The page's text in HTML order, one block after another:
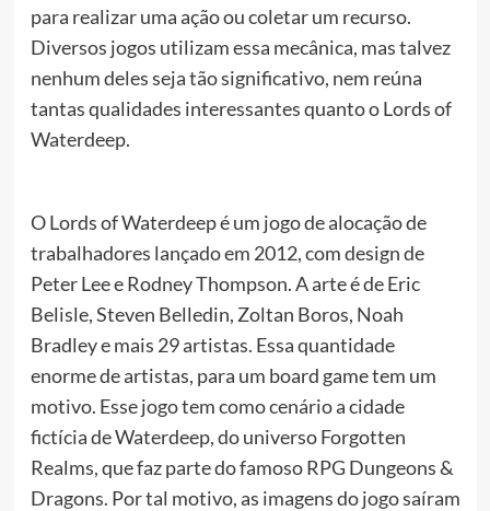
para realizar uma ação ou coletar um recurso.
Diversos jogos utilizam essa mecânica, mas talvez
nenhum deles seja tão significativo, nem reúna
tantas qualidades interessantes quanto o Lords of
Waterdeep.
O Lords of Waterdeep é um jogo de alocação de
trabalhadores lançado em 2012, com design de
Peter Lee e Rodney Thompson. A arte é de Eric
Belisle, Steven Belledin, Zoltan Boros, Noah
Bradley e mais 29 artistas. Essa quantidade
enorme de artistas, para um board game tem um
motivo. Esse jogo tem como cenário a cidade
fictícia de Waterdeep, do universo Forgotten
Realms, que faz parte do famoso RPG Dungeons &
Dragons. Por tal motivo, as imagens do jogo saíram